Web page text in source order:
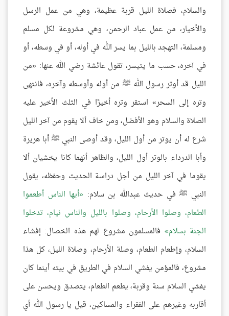
والسلام، فصلاة الليل قربة عظيمة، وهي من عمل الرسل
والأخيار، من عمل عباد الرحمن، وهي مشروعة لكل مسلم
ومسلمة، التهجد بالليل بما يسر الله في أوله، أو في وسطه، أو
في آخره، حسب ما يتيسر، تقول عائشة رضي الله عنها: «من
الليل قد أوتر رسول الله ﷺ من أوله وأوسطه وآخره، فانتهى
وتره إلى السحر» استقر وتره أخيرًا في الثلث الأخير عليه
الصلاة والسلام وهو الأفضل، ومن خاف ألا يقوم من آخر الليل
شرع له أن يوتر من أول الليل، وقد أوصى النبي ﷺ أبا هريرة
وأبا الدرداء بالوتر أول الليل، والظاهر أنهما كانا يخشيان ألا
يقوما في آخر الليل من أجل دراسة الحديث وحفظه، يقول
النبي ﷺ في حديث عبدالله بن سلام:
أيها الناس أطعموا
الطعام، وصلوا الأرحام، وصلوا بالليل والناس نيام، تدخلوا
الجنة بسلام
فالمسلمون مشروع لهم هذه الخصال: إفشاء
السلام، وإطعام الطعام، وصلة الأرحام، وصلاة الليل، كل هذا
مشروع، فالمؤمن يفشي السلام في الطريق في بيته أينما كان
يفشي السلام سنة وقربة، يطعم الطعام، يتصدق ويحسن على
أقاربه وغيرهم على الفقراء والمساكين، قيل يا رسول الله أي